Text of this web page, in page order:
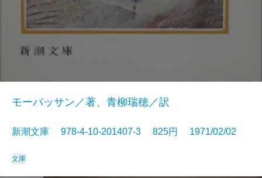
モーパッサン／著、青柳瑞穂／訳
新潮文庫 978-4-10-201407-3 825円 1971/02/02
文庫